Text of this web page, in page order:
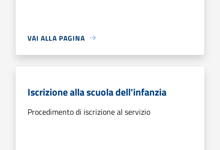
VAI ALLA PAGINA
Iscrizione alla scuola dell'infanzia
Procedimento di iscrizione al servizio